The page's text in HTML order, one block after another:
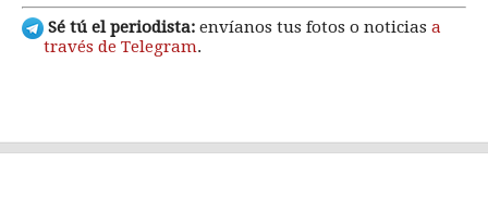
Sé tú el periodista: envíanos tus fotos o noticias a
través de Telegram.